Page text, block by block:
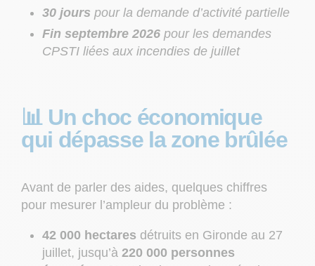
30 jours pour la demande d’activité partielle
Fin septembre 2026 pour les demandes
CPSTI liées aux incendies de juillet
📊 Un choc économique
qui dépasse la zone brûlée
Avant de parler des aides, quelques chiffres
pour mesurer l’ampleur du problème :
42 000 hectares détruits en Gironde au 27
juillet, jusqu’à 220 000 personnes